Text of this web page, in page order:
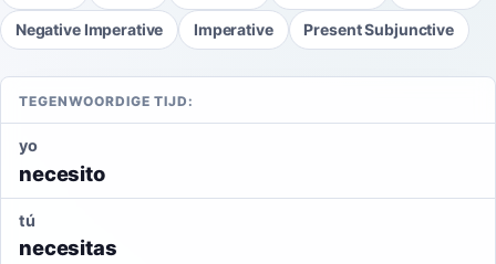
Negative Imperative Imperative Present Subjunctive
TEGENWOORDIGE TIJD:
yo
necesito
tú
necesitas